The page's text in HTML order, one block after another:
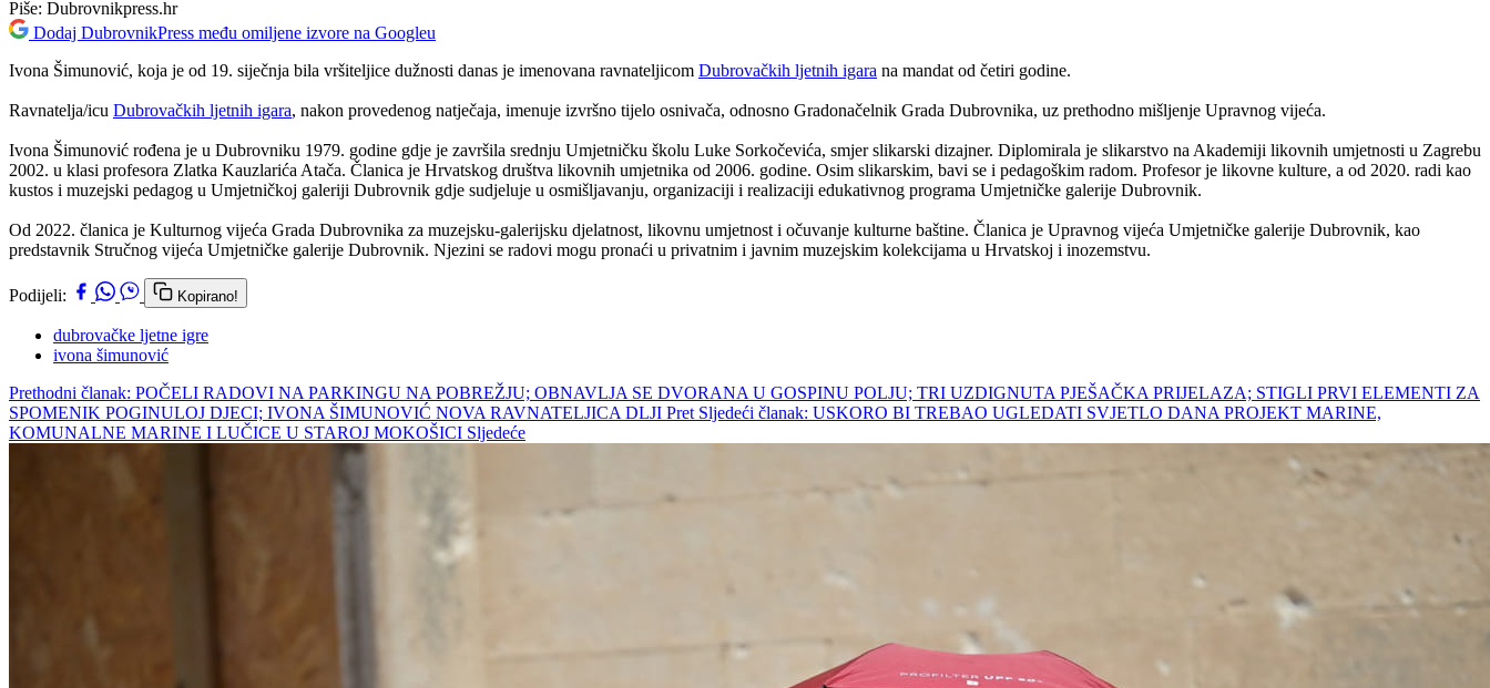
Piše: Dubrovnikpress.hr
Dodaj DubrovnikPress među omiljene izvore na Googleu
Ivona Šimunović, koja je od 19. siječnja bila vršiteljice dužnosti danas je imenovana ravnateljicom Dubrovačkih ljetnih igara na mandat od četiri godine.
Ravnatelja/icu Dubrovačkih ljetnih igara, nakon provedenog natječaja, imenuje izvršno tijelo osnivača, odnosno Gradonačelnik Grada Dubrovnika, uz prethodno mišljenje Upravnog vijeća.
Ivona Šimunović rođena je u Dubrovniku 1979. godine gdje je završila srednju Umjetničku školu Luke Sorkočevića, smjer slikarski dizajner. Diplomirala je slikarstvo na Akademiji likovnih umjetnosti u Zagrebu
2002. u klasi profesora Zlatka Kauzlarića Atača. Članica je Hrvatskog društva likovnih umjetnika od 2006. godine. Osim slikarskim, bavi se i pedagoškim radom. Profesor je likovne kulture, a od 2020. radi kao
kustos i muzejski pedagog u Umjetničkoj galeriji Dubrovnik gdje sudjeluje u osmišljavanju, organizaciji i realizaciji edukativnog programa Umjetničke galerije Dubrovnik.
Od 2022. članica je Kulturnog vijeća Grada Dubrovnika za muzejsku-galerijsku djelatnost, likovnu umjetnost i očuvanje kulturne baštine. Članica je Upravnog vijeća Umjetničke galerije Dubrovnik, kao
predstavnik Stručnog vijeća Umjetničke galerije Dubrovnik. Njezini se radovi mogu pronaći u privatnim i javnim muzejskim kolekcijama u Hrvatskoj i inozemstvu.
Podijeli: Kopirano!
dubrovačke ljetne igre
ivona šimunović
Prethodni članak: POČELI RADOVI NA PARKINGU NA POBREŽJU; OBNAVLJA SE DVORANA U GOSPINU POLJU; TRI UZDIGNUTA PJEŠAČKA PRIJELAZA; STIGLI PRVI ELEMENTI ZA
SPOMENIK POGINULOJ DJECI; IVONA ŠIMUNOVIĆ NOVA RAVNATELJICA DLJI Pret Sljedeći članak: USKORO BI TREBAO UGLEDATI SVJETLO DANA PROJEKT MARINE,
KOMUNALNE MARINE I LUČICE U STAROJ MOKOŠICI Sljedeće